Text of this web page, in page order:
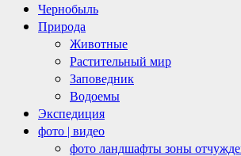
Чернобыль
Природа
Животные
Растительный мир
Заповедник
Водоемы
Экспедиция
фото | видео
фото ландшафты зоны